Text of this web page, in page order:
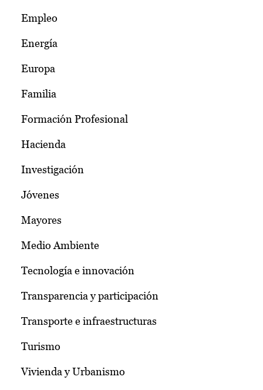
Empleo
Energía
Europa
Familia
Formación Profesional
Hacienda
Investigación
Jóvenes
Mayores
Medio Ambiente
Tecnología e innovación
Transparencia y participación
Transporte e infraestructuras
Turismo
Vivienda y Urbanismo